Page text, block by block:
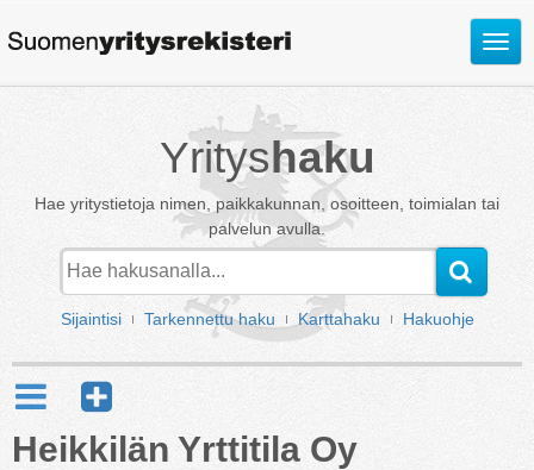
Avaa
Yrityshaku
Hae yritystietoja nimen, paikkakunnan, osoitteen, toimialan tai
palvelun avulla.
Sijaintisi Tarkennettu haku Karttahaku Hakuohje
Heikkilän Yrttitila Oy